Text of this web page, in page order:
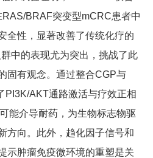
BRAF突变型mCRC患者中
全性，显著改善了传统化疗的
中的表现尤为突出，挑战了此
固有观念。通过整合CGP与
PI3K/AKT通路激活与疗效正相
能介导耐药，为生物标志物驱
方向。此外，趋化因子信号和
示肿瘤免疫微环境的重塑是关